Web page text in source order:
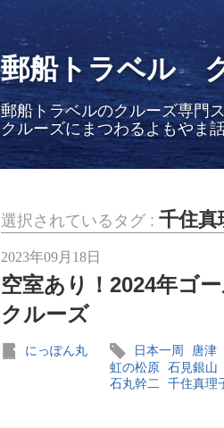
郵船トラベル
郵船トラベルのクルーズ専門
クルーズにまつわるよもやま
選択されているタグ : 千住真
2023年09月18日
空室あり！2024年ゴ
クルーズ
にっぽん丸 日本一周 唐津
虹の松原 石見銀山
石丸幹二
千住真理